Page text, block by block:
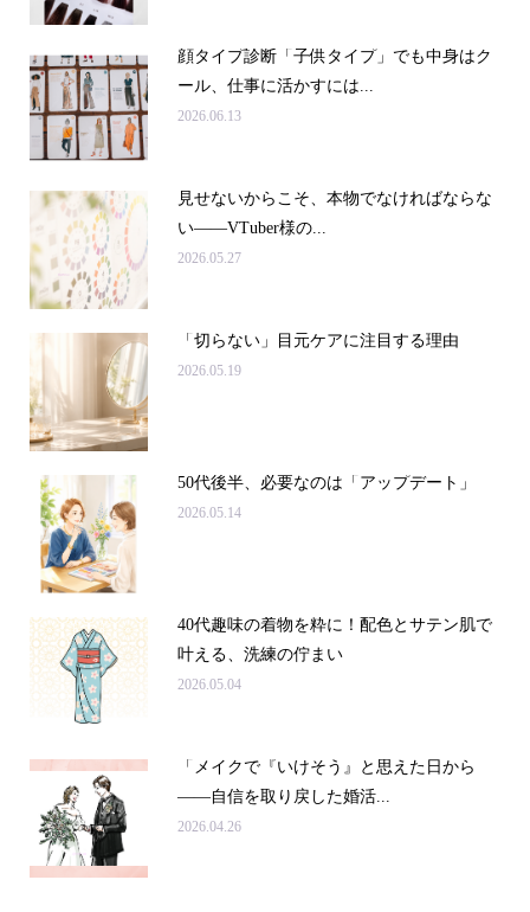
顔タイプ診断「子供タイプ」でも中身はク
ール、仕事に活かすには...
2026.06.13
見せないからこそ、本物でなければならな
い――VTuber様の...
2026.05.27
「切らない」目元ケアに注目する理由
2026.05.19
50代後半、必要なのは「アップデート」
2026.05.14
40代趣味の着物を粋に！配色とサテン肌で
叶える、洗練の佇まい
2026.05.04
「メイクで『いけそう』と思えた日から
——自信を取り戻した婚活...
2026.04.26